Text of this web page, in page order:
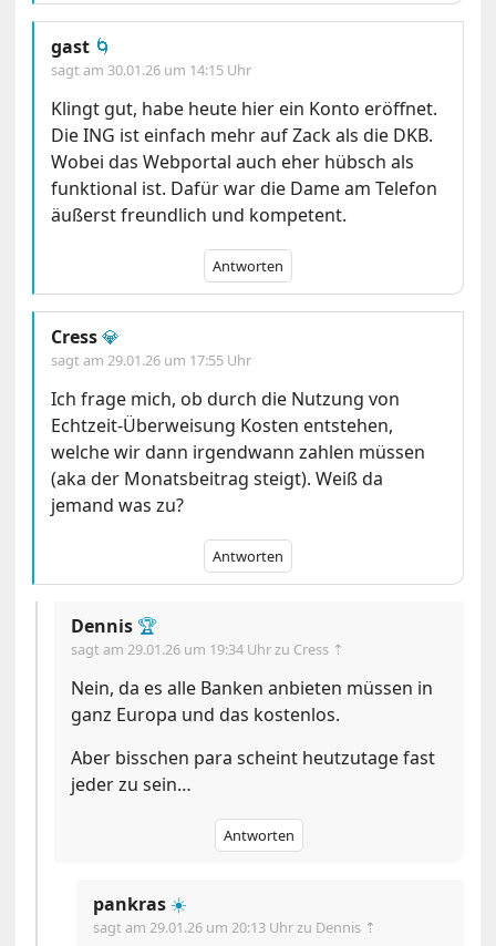
gast 🌀
sagt am 30.01.26 um 14:15 Uhr
Klingt gut, habe heute hier ein Konto eröffnet.
Die ING ist einfach mehr auf Zack als die DKB.
Wobei das Webportal auch eher hübsch als
funktional ist. Dafür war die Dame am Telefon
äußerst freundlich und kompetent.
Antworten
Cress💎
sagt am29.01.26 um 17:55 Uhr
Ich frage mich, ob durch die Nutzung von
Echtzeit-Überweisung Kosten entstehen,
welche wir dann irgendwann zahlen müssen
(aka der Monatsbeitrag steigt). Weiß da
jemand was zu?
Antworten
Dennis 🏆
sagt am29.01.26 um 19:34 Uhrzu Cress ⇡
Nein, da es alle Banken anbieten müssen in
ganz Europa und das kostenlos.
Aber bisschen para scheint heutzutage fast
jeder zu sein…
Antworten
pankras ☀️
sagt am29.01.26 um 20:13 Uhrzu Dennis ⇡